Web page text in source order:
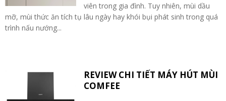
viên trong gia đình. Tuy nhiên, mùi dầu
mỡ, mùi thức ăn tích tụ lâu ngày hay khói bụi phát sinh trong quá
trình nấu nướng...
REVIEW CHI TIẾT MÁY HÚT MÙI
COMFEE